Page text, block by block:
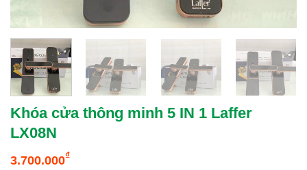
Khóa cửa thông minh 5 IN 1 Laffer
LX08N
3.700.000₫